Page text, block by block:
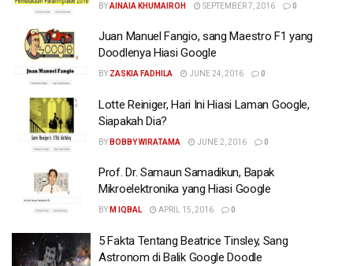
BYAINAIA KHUMAIROH SEPTEMBER 7, 2016 0
Juan Manuel Fangio, sang Maestro F1 yang
Doodlenya Hiasi Google
BY ZASKIA FADHILA JUNE 24, 2016 0
Lotte Reiniger, Hari Ini Hiasi Laman Google,
Siapakah Dia?
BY BOBBY WIRATAMA JUNE 2, 2016 0
Prof. Dr. Samaun Samadikun, Bapak
Mikroelektronika yang Hiasi Google
BY M IQBAL APRIL 15, 2016 0
5 Fakta Tentang Beatrice Tinsley, Sang
Astronom di Balik Google Doodle